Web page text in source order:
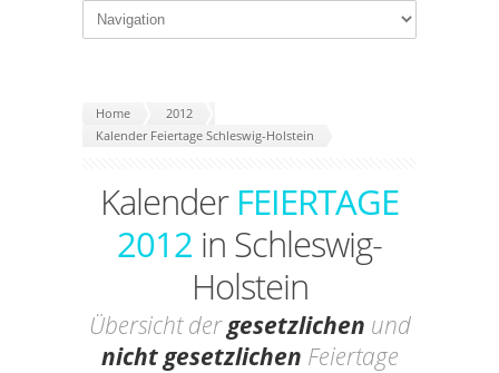
Home
2012
Kalender Feiertage Schleswig-Holstein
Kalender FEIERTAGE
2012 in Schleswig-
Holstein
Übersicht dergesetzlichen und
nicht gesetzlichen Feiertage